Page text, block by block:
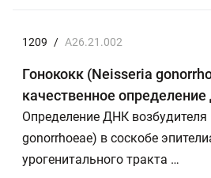
1209 / A26.21.002
Гонококк (Neisseria
качественное
Определение ДНК возбудителя
gonorrhoeae) в соскобе
урогенитального тракта …